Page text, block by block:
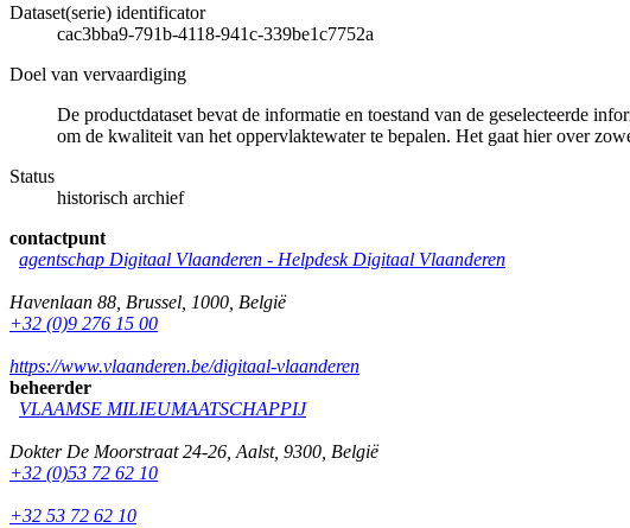
Dataset(serie) identificator
cac3bba9-791b-4118-941c-339be1c7752a
Doel van vervaardiging
De productdataset bevat de informatie en toestand van de geselecteerde
om de kwaliteit van het oppervlaktewater te bepalen. Het gaat hier over
Status
historisch archief
contactpunt
agentschap Digitaal Vlaanderen - Helpdesk Digitaal Vlaanderen
Havenlaan 88 Brussel 1000 België
+32 (0)9 276 15 00
https://www.vlaanderen.be/digitaal-vlaanderen
beheerder
VLAAMSE MILIEUMAATSCHAPPIJ
Dokter De Moorstraat 24-26 Aalst, 9300 België
+32 (0)53 72 62 10
+32 53 72 62 10